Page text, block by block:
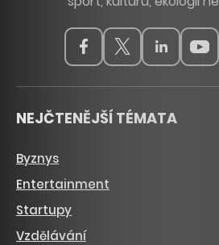
NEJČTENĚJŠÍ TÉMATA
Byznys
Entertainment
Startupy
Vzdělávání